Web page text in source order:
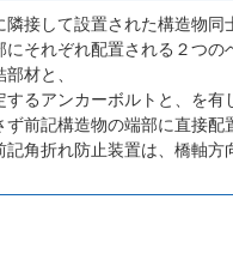
接して設置された構造物同
それぞれ配置される２つの
材と、
るアンカーボルトと、を有
前記構造物の端部に直接配
角折れ防止装置は、橋軸